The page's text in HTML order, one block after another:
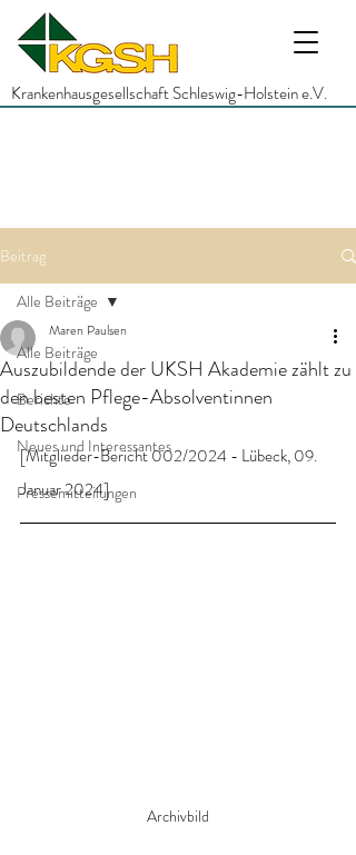
Krankenhausgesellschaft Schleswig-Holstein e.V.
Beitrag
Alle Beiträge
Berichte
Neues und Interessantes
Pressemitteilungen
Alle Beiträge
Auszubildende der UKSH Akademie zählt zu
den besten Pflege-Absolventinnen
Deutschlands
Maren Paulsen
[Mitglieder-Bericht 002/2024 - Lübeck, 09.
Januar 2024]
Archivbild